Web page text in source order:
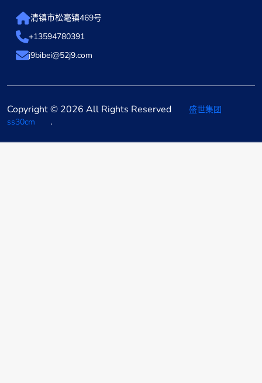
清镇市松毫镇469号
+13594780391
j9bibei@52j9.com
Copyright © 2026 All Rights Reserved
盛世集团
ss30cm
.